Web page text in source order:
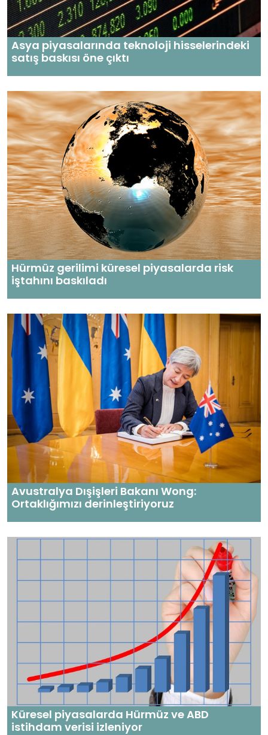
Asya piyasalarında teknoloji hisselerindeki
satış baskısı öne çıktı
Hürmüz gerilimi küresel piyasalarda risk
iştahını baskıladı
Avustralya Dışişleri Bakanı Wong:
Ortaklığımızı derinleştiriyoruz
Küresel piyasalarda Hürmüz ve ABD
istihdam verisi izleniyor